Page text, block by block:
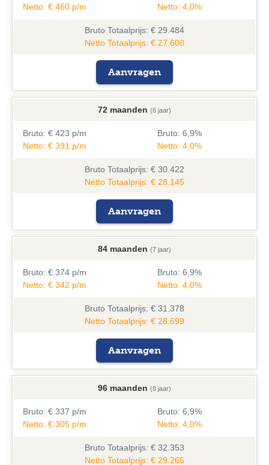
Netto: € 460 p/m
Netto: 4,0%
Bruto Totaalprijs: € 29.484
Netto Totaalprijs: € 27.600
Aanvragen
72 maanden (6 jaar)
Bruto: € 423 p/m
Netto: € 391 p/m
Bruto: 6,9%
Netto: 4,0%
Bruto Totaalprijs: € 30.422
Netto Totaalprijs: € 28.145
Aanvragen
84 maanden (7 jaar)
Bruto: € 374 p/m
Netto: € 342 p/m
Bruto: 6,9%
Netto: 4,0%
Bruto Totaalprijs: € 31.378
Netto Totaalprijs: € 28.699
Aanvragen
96 maanden (8 jaar)
Bruto: € 337 p/m
Netto: € 305 p/m
Bruto: 6,9%
Netto: 4,0%
Bruto Totaalprijs: € 32.353
Netto Totaalprijs: € 29.265